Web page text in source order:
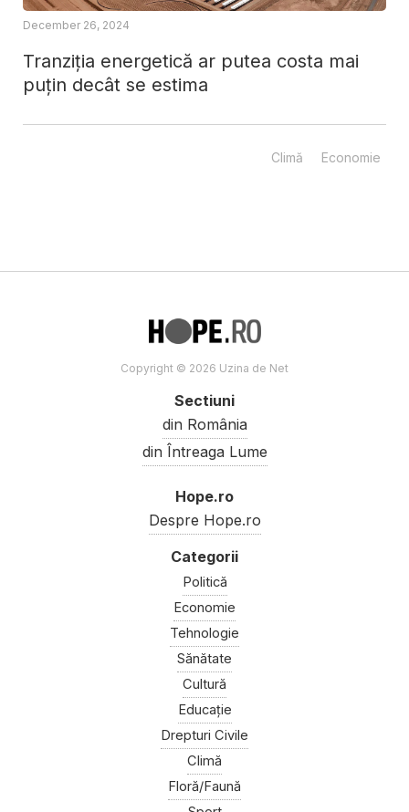
Tranziția energetică ar putea costa mai
puțin decât se estima
December 26, 2024
Climă Economie
Copyright © 2026 Uzina de Net
Sectiuni
din România
din Întreaga Lume
Hope.ro
Despre Hope.ro
Politică
Economie
Tehnologie
Sănătate
Cultură
Educație
Drepturi Civile
Climă
Floră/Faună